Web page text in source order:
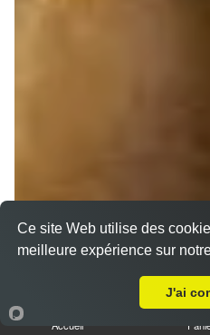
Accueil
Ce site Web utilise des
meilleure expérience sur
J'ai